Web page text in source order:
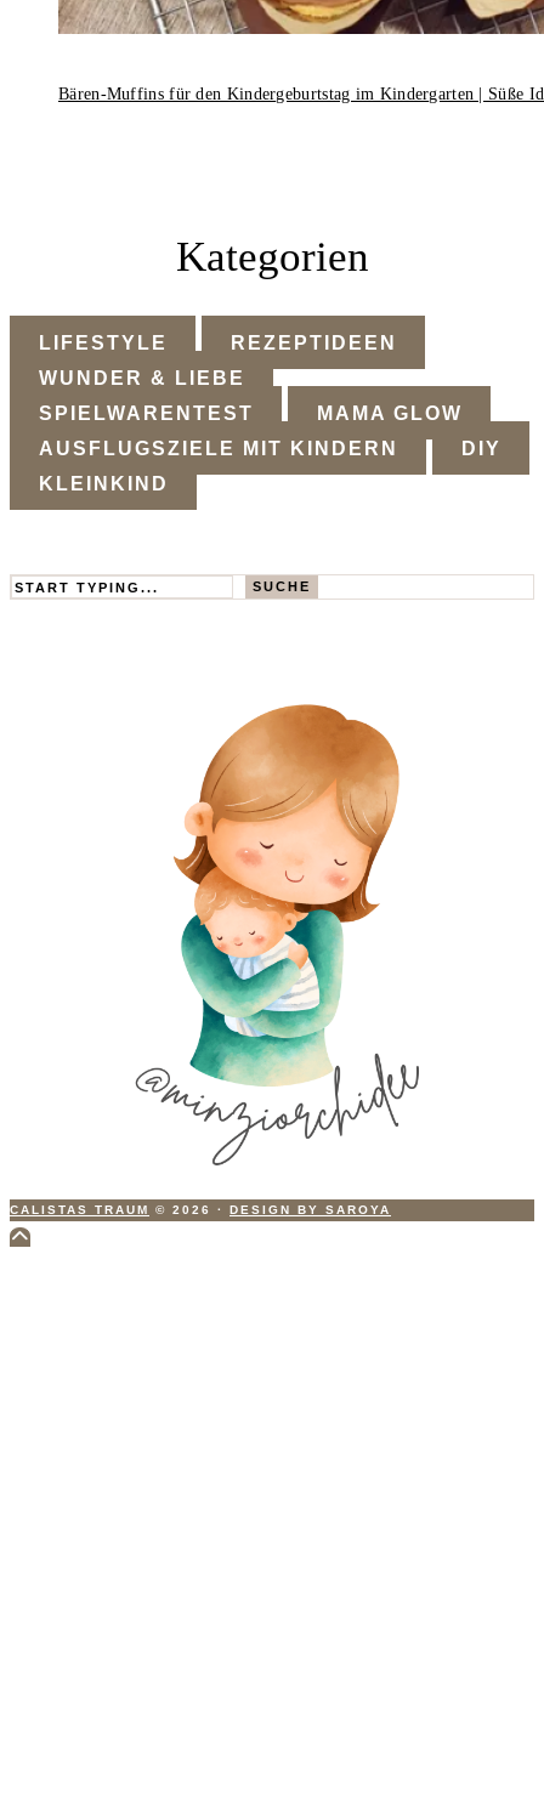
Bären-Muffins für den Kindergeburtstag im Kindergarten | Süße
Kategorien
LIFESTYLE
REZEPTIDEEN
WUNDER & LIEBE
SPIELWARENTEST
MAMA GLOW
AUSFLUGSZIELE MIT KINDERN
DIY
KLEINKIND
Search SUCHE
CALISTAS TRAUM © 2026 · DESIGN BY SAROYA
Scroll